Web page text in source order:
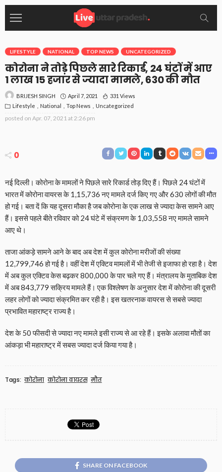
LIFESTYLE NATIONAL TOP NEWS UNCATEGORIZED
कोरोना ने तोड़े पिछले सारे रिकार्ड, 24 घंटों में आए
1 लाख 15 हजार से ज्यादा मामले, 630 की मौत
BRIJESH SINGH April 7, 2021
331 Views
Lifestyle
National Top News Uncategorized
posted on Apr. 07, 2021 at 2:26 pm
0
नई दिल्ली। कोरोना के मामलों ने पिछले सारे रिकार्ड तोड़ दिए हैं। पिछले 24 घंटों में
भारत में कोरोना वायरस के 1,15,736 नए मामले दर्ज किए गए और 630 लोगों की मौत
हो गई। बता दें कि यह दूसरा मौका है जब कोरोना के एक लाख से ज्यादा केस सामने आए
हैं। इससे पहले बीते रविवार को 24 घंटे में संक्रमण के 1,03,558 नए मामले सामने
आए थे।
ताजा आंकड़े सामने आने के बाद अब देश में कुल कोरोना मरीजों की संख्या
12,799,746 हो गई है। वहीं देश में एक्टिव मामलों में भी तेजी से इजाफा हो रहा है। देश
में अब कुल एक्टिव केस बढ़कर 800,000 के पार चले गए हैं। मंत्रालय के मुताबिक देश
में अब 843,779 सक्रिय मामले हैं। एक विश्लेषण के अनुसार देश में कोरोना की दूसरी
लहर लोगों को ज्यादा संक्रमित कर रही है। इस खतरनाक वायरस से सबसे ज्यादा
प्रभावित महाराष्ट्र राज्य है।
देश के 50 फीसदी से ज्यादा नए मामले इसी राज्य से आ रहे हैं। इसके अलावा मौतों का
आंकड़ा भी महाराष्ट्र में सबस ज्यादा दर्ज किया गया है।
Tags: कोरोना कोरोना वायरस मौत
SHARE ON FACEBOOK